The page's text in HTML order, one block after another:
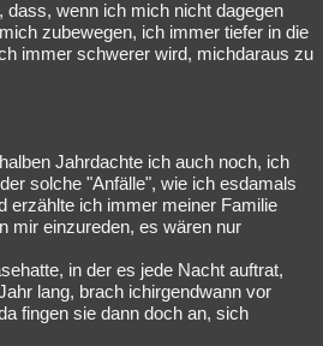
wenn ich mich nicht dagegen
zubewegen, ich immer tiefer in die
immer schwerer wird, michdaraus zu
Jahrdachte ich auch noch, ich
solche "Anfälle", wie ich esdamals
erzählte ich immer meiner Familie
mir einzureden, es wären nur
in der es jede Nacht auftrat,
lang, brach ichirgendwann vor
fingen sie dann doch an, sich